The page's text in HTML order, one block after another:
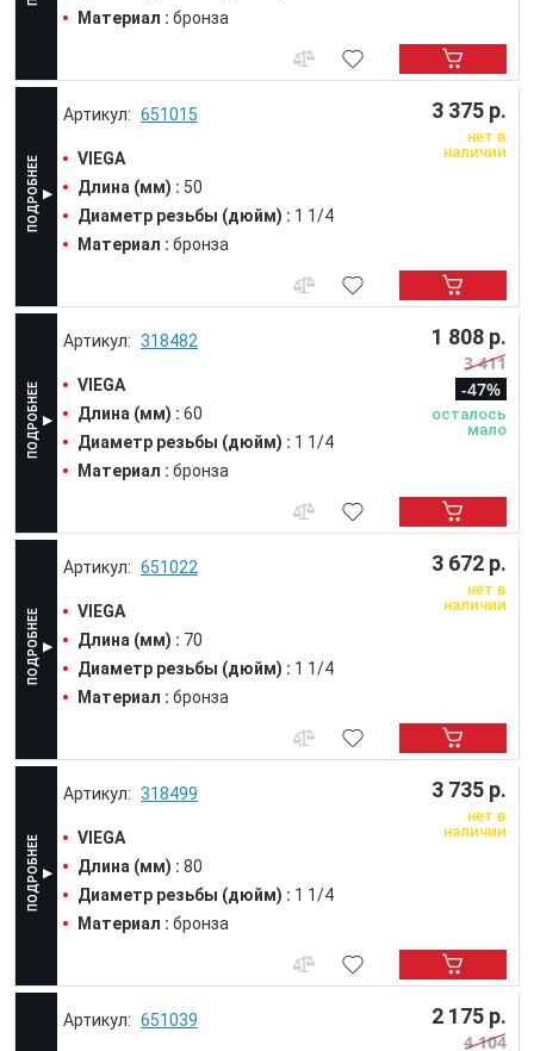
Материал : бронза
651015
VIEGA
Длина (мм) : 50
Диаметр резьбы (дюйм) : 1 1/4
Материал : бронза
3 375 р.
нет в
наличии
318482
VIEGA
Длина (мм) : 60
Диаметр резьбы (дюйм) : 1 1/4
Материал : бронза
1 808 р.
3 411
-47%
осталось
мало
651022
VIEGA
Длина (мм) : 70
Диаметр резьбы (дюйм) : 1 1/4
Материал : бронза
3 672 р.
нет в
наличии
318499
VIEGA
Длина (мм) : 80
Диаметр резьбы (дюйм) : 1 1/4
Материал : бронза
3 735 р.
нет в
наличии
651039 2 175 р.
4 104